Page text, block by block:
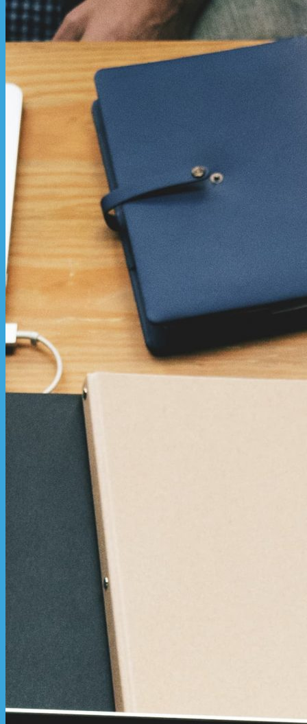
Jasa Transfer Pricing
Jasa Akuntansi dan Audit
Jasa Hukum
Tim Kami
Kontak Kami
Bahasa
Inggris
Indonesia